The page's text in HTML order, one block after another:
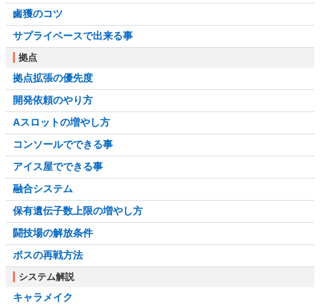
鹵獲のコツ
サプライベースで出来る事
拠点
拠点拡張の優先度
開発依頼のやり方
Aスロットの増やし方
コンソールでできる事
アイス屋でできる事
融合システム
保有遺伝子数上限の増やし方
闘技場の解放条件
ボスの再戦方法
システム解説
キャラメイク